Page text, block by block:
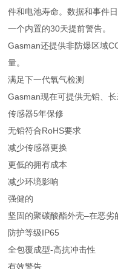
件和电池寿命。数据和事件
一个内置的30天提前警告。
Gasman还提供非防爆区域
量。
满足下一代氧气检测
Gasman现在可提供无铅、
传感器5年保修
无铅符合RoHS要求
减少传感器更换
更低的拥有成本
减少环境影响
强健的
坚固的聚碳酸酯外壳–在恶劣
防护等级IP65
全包覆成型-高抗冲击性
有效警告